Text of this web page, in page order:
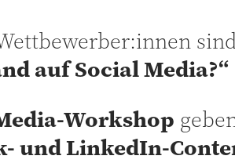
auf Social Media?“
Workshop
und LinkedIn-